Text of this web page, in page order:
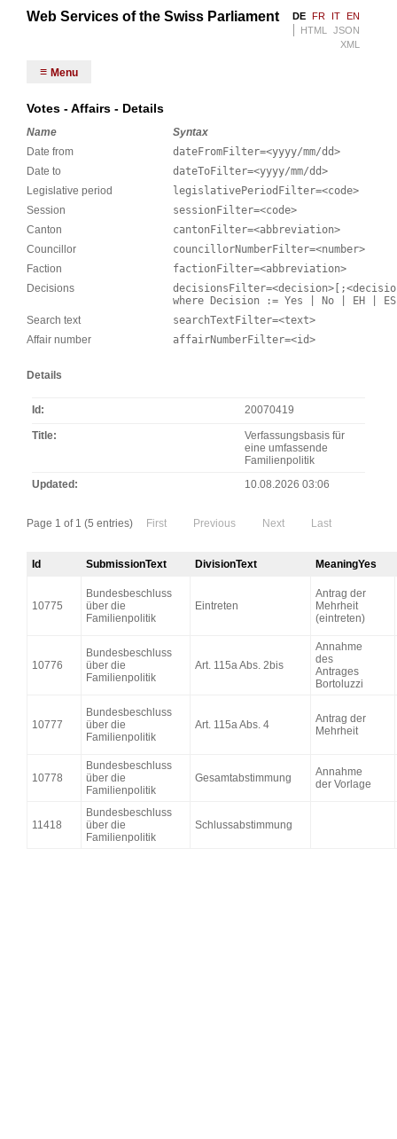
Web Services of the Swiss Parliament DE FR IT EN
HTML
JSON
XML
Menu
Votes - Affairs - Details
Name
Syntax
Date from
dateFromFilter=<yyyy/mm/dd>
Date to
dateToFilter=<yyyy/mm/dd>
Legislative period
legislativePeriodFilter=<code>
Session
sessionFilter=<code>
Canton
cantonFilter=<abbreviation>
Councillor
councillorNumberFilter=<number>
Faction
factionFilter=<abbreviation>
Decisions
where Decision := Yes | No | EH |
Search text
searchTextFilter=<text>
Affair number
affairNumberFilter=<id>
Details
Id 20070419
Title
Verfassungsbasis für
eine umfassende
Familienpolitik
Updated
10.08.2026 03:06
Page 1 of 1 (5 entries) First Previous Next Last
Id SubmissionText DivisionText MeaningYes
10775
Bundesbeschluss
über die
Familienpolitik
Eintreten
Antrag der
Mehrheit
(eintreten)
10776
Bundesbeschluss
über die
Familienpolitik
Art. 115a Abs. 2bis
Annahme
des
Antrages
Bortoluzzi
10777
Bundesbeschluss
über die
Familienpolitik
Art. 115a Abs. 4
Antrag der
Mehrheit
10778
Bundesbeschluss
über die
Familienpolitik
Gesamtabstimmung
Annahme
der Vorlage
11418
Bundesbeschluss
über die
Familienpolitik
Schlussabstimmung